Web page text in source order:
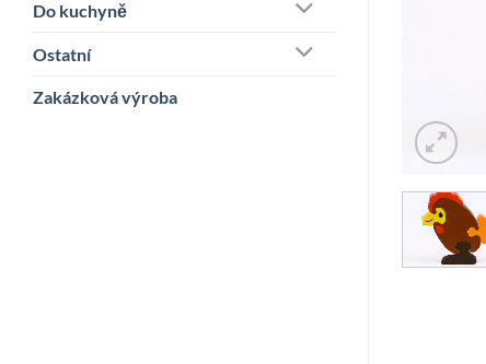
Do kuchyně
Ostatní
Zakázková výroba